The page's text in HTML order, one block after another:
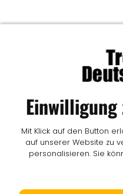
Mit Klick auf den Button
auf unserer Website zu
personalisieren. Sie